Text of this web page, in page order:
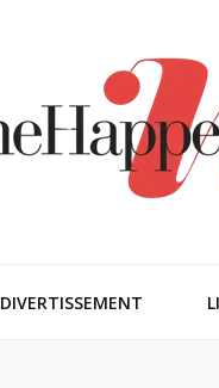
DIVERTISSEMENT